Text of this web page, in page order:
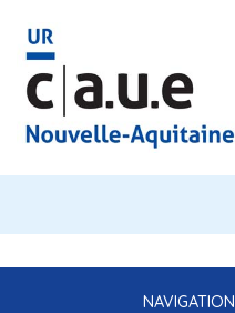
NAVIGATION